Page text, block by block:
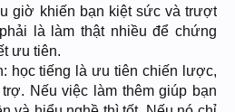
giờ khiến bạn kiệt sức và trượt
là làm thật nhiều để chứng
ưu tiên.
học tiếng là ưu tiên chiến lược,
Nếu việc làm thêm giúp bạn